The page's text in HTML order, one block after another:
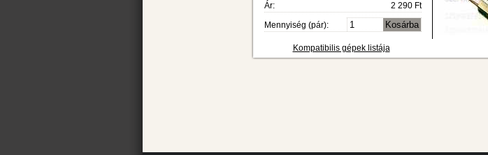
Ár:
2 290 Ft
Mennyiség (pár):
Kompatibilis gépek listája